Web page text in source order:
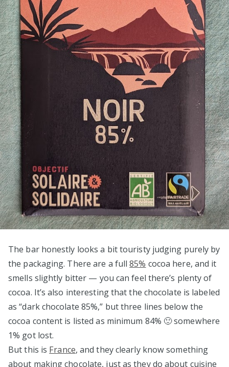
The bar honestly looks a bit touristy judging purely by
the packaging. There are a full85% cocoa here, and it
smells slightly bitter — you can feel there’s plenty of
cocoa. It’s also interesting that the chocolate is labeled
as “dark chocolate 85%,” but three lines below the
cocoa content is listed as minimum 84% 🙂 somewhere
1% got lost.
But this is France, and they clearly know something
about making chocolate, just as they do about cuisine